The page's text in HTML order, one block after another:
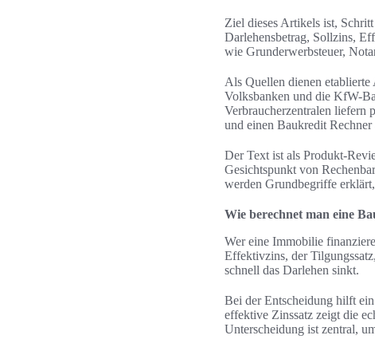
Ziel dieses Artikels ist,
Darlehensbetrag, Sollzins,
wie Grunderwerbsteuer,
Als Quellen dienen
Volksbanken und die KfW-
Verbraucherzentralen liefern
und einen Baukredit
Der Text ist als Produkt-
Gesichtspunkt von
werden Grundbegriffe
Wie berechnet man eine
Wer eine Immobilie
Effektivzins, der
schnell das Darlehen sinkt.
Bei der Entscheidung hilft
effektive Zinssatz zeigt die
Unterscheidung ist zentral,